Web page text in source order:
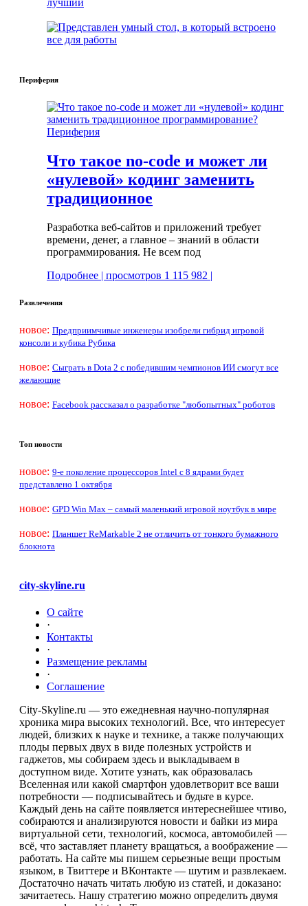
Периферия
Периферия
Что такое no-code и может ли
«нулевой» кодинг заменить
традиционное
Разработка веб-сайтов и приложений требует
времени, денег, а главное – знаний в области
программирования. Не всем под
Подробнее | просмотров 1 115 982 |
Развлечения
новое: Предприимчивые инженеры изобрели гибрид игровой
консоли и кубика Рубика
новое: Сыграть в Dota 2 с победившим чемпионов ИИ смогут все
желающие
новое: Facebook рассказал о разработке "любопытных" роботов
Топ новости
новое: 9-е поколение процессоров Intel с 8 ядрами будет
представлено 1 октября
новое: GPD Win Max – самый маленький игровой ноутбук в мире
новое: Планшет ReMarkable 2 не отличить от тонкого бумажного
блокнота
city-skyline.ru
О сайте
·
Контакты
·
Размещение рекламы
·
Соглашение
City-Skyline.ru — это ежедневная научно-популярная
хроника мира высоких технологий. Все, что интересует
людей, близких к науке и технике, а также получающих
плоды первых двух в виде полезных устройств и
гаджетов, мы собираем здесь и выкладываем в
доступном виде. Хотите узнать, как образовалась
Вселенная или какой смартфон удовлетворит все ваши
потребности — подписывайтесь и будьте в курсе.
Каждый день на сайте появляется интереснейшее чтиво,
собираются и анализируются новости и байки из мира
виртуальной сети, технологий, космоса, автомобилей —
всё, что заставляет планету вращаться, а воображение —
работать. На сайте мы пишем серьезные вещи простым
языком, в Твиттере и ВКонтакте — шутим и развлекаем.
Достаточно начать читать любую из статей, и доказано:
зачитаетесь. Нашу стратегию можно определить двумя